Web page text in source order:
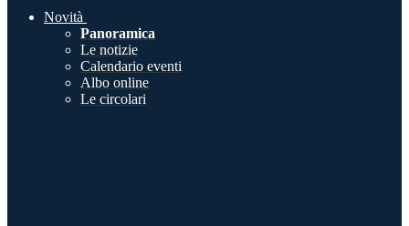
Novità
Panoramica
Le notizie
Calendario eventi
Albo online
Le circolari